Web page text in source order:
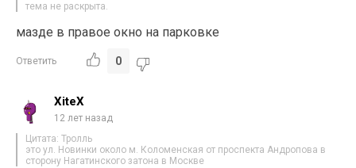
тема не раскрыта.
мазде в правое окно на парковке
Ответить 0
XiteX
12 лет назад
Цитата: Тролль
это ул. Новинки около м. Коломенская от проспекта Андропова в
сторону Нагатинского затона в Москве